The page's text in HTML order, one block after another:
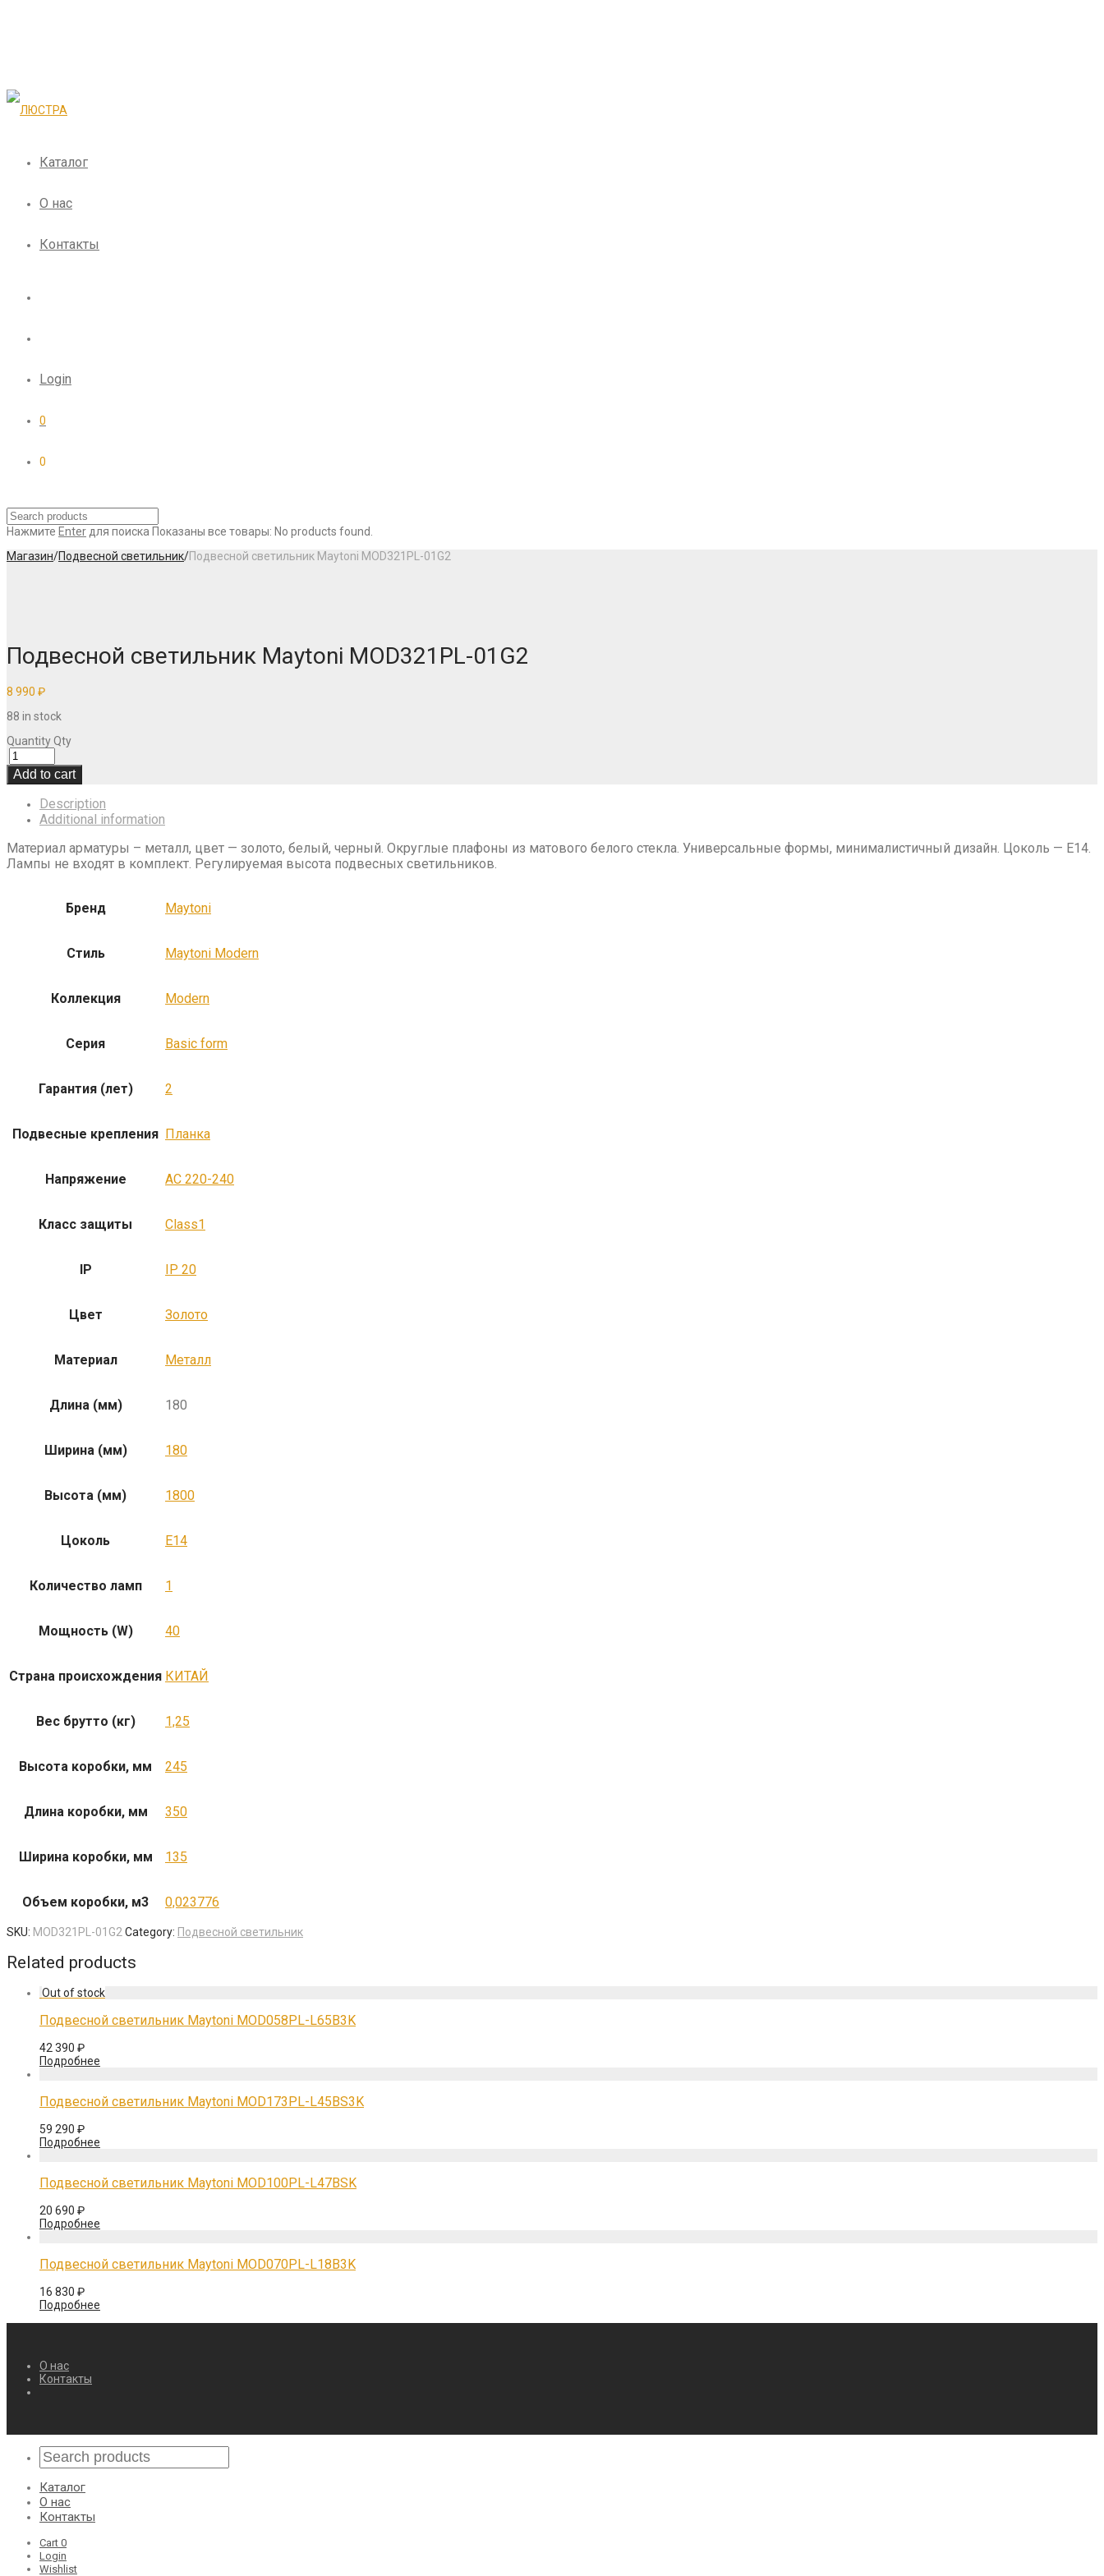
Каталог
О нас
Контакты
Login
0
0
Нажмите Enter для поиска Показаны все товары: No products found.
Магазин/Подвесной светильник/Подвесной светильник Maytoni MOD321PL-01G2
Подвесной светильник Maytoni MOD321PL-01G2
8 990 ₽
88 in stock
QuantityQty
Add to cart
Description
Additional information
Материал арматуры – металл, цвет — золото, белый, черный. Округлые плафоны из матового белого стекла. Универсальные формы, минималистичный дизайн. Цоколь — E14.
Лампы не входят в комплект. Регулируемая высота подвесных светильников.
Бренд Maytoni
Стиль Maytoni Modern
Коллекция Modern
Серия Basic form
Гарантия (лет) 2
Подвесные крепления Планка
Напряжение AC 220-240
Класс защиты Class1
IP IP 20
Цвет Золото
Материал Металл
Длина (мм) 180
Ширина (мм) 180
Высота (мм) 1800
Цоколь E14
Количество ламп 1
Мощность (W) 40
Страна происхождения КИТАЙ
Вес брутто (кг) 1,25
Высота коробки, мм 245
Длина коробки, мм 350
Ширина коробки, мм 135
Объем коробки, м3 0,023776
SKU: MOD321PL-01G2 Category: Подвесной светильник
Related products
Подвесной светильник Maytoni MOD058PL-L65B3K
42 390 ₽
Подробнее
Подвесной светильник Maytoni MOD173PL-L45BS3K
59 290 ₽
Подробнее
Подвесной светильник Maytoni MOD100PL-L47BSK
20 690 ₽
Подробнее
Подвесной светильник Maytoni MOD070PL-L18B3K
16 830 ₽
Подробнее
О нас
Контакты
Каталог
О нас
Контакты
Cart 0
Login
Wishlist